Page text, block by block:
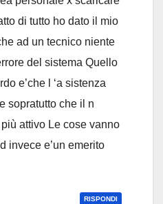
di tutto ho dato il mio
ad un tecnico niente
del sistema Quello
e’che l ‘a sistenza
sopratutto che il n
attivo Le cose vanno
invece e’un emerito
RISPONDI